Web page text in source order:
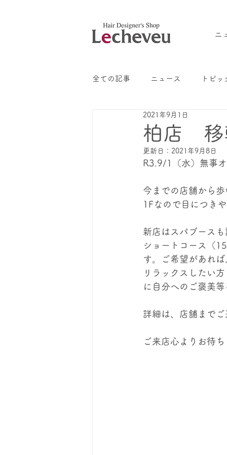
ニ
全ての記事 ニュース トピッ
柏店 移
2021年9月1日
更新日： 2021年9月8日
R3.9/1（水）無事
今までの店舗から
1Fなので目につき
新店はスパブース
ショートコース（
す。ご希望があれ
リラックスしたい
に自分へのご褒美
詳細は、店舗まで
ご来店心よりお待